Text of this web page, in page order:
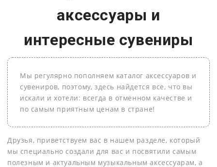
аксессуары и
интересные сувениры
Мы регулярно пополняем каталог аксессуаров и
сувениров, поэтому, здесь найдется все, что вы
искали и хотели: всегда в отменном качестве и
по самым приятным ценам в стране!
Друзья, приветствуем вас в нашем разделе, который
мы специально создали для вас и посвятили самым
полезным и актуальным музыкальным аксессуарам, а